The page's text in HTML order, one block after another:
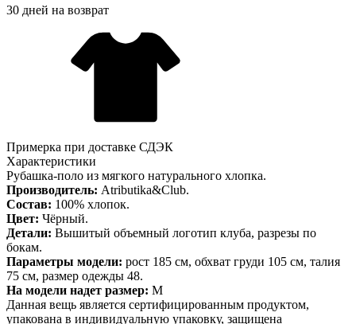
30 дней на возврат
Примерка при доставке СДЭК
Характеристики
Рубашка-поло из мягкого натурального хлопка.
Производитель: Atributika&Club.
Состав: 100% хлопок.
Цвет: Чёрный.
Детали: Вышитый объемный логотип клуба, разрезы по
бокам.
Параметры модели: рост 185 см, обхват груди 105 см, талия
75 см, размер одежды 48.
На модели надет размер: М
Данная вещь является сертифицированным продуктом,
упакована в индивидуальную упаковку, защищена